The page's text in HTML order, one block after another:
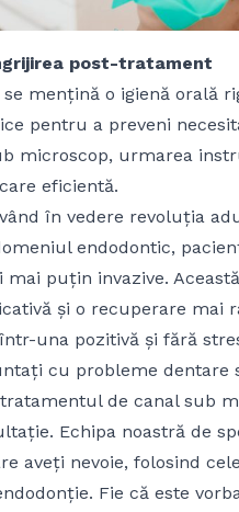
post-tratament
mențină o igienă orală
pentru a preveni
microscop, urmarea
eficientă.
în vedere revoluția
endodontic,
mai puțin invazive.
și o recuperare mai
una pozitivă și fără
cu probleme
de canal sub
Echipa noastră de
aveți nevoie, folosind
Fie că este